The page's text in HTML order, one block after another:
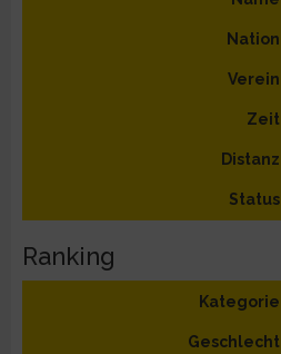
Nation
Verein
Zeit
Distanz
Status
Ranking
Kategorie
Geschlecht